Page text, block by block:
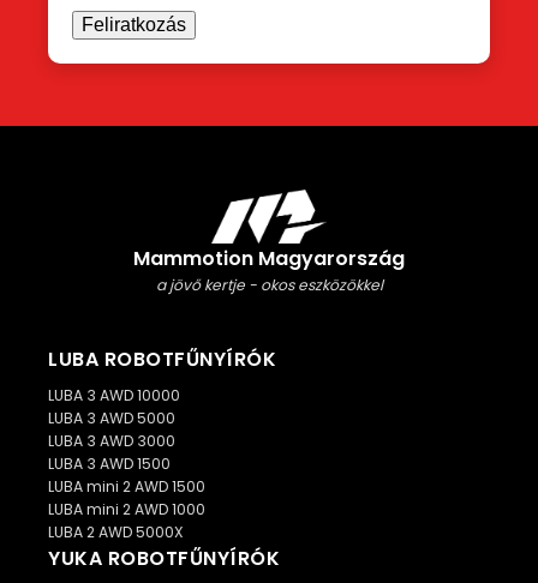
Mammotion Magyarország
a jövő kertje - okos eszközökkel
LUBA ROBOTFŰNYÍRÓK
LUBA 3 AWD 10000
LUBA 3 AWD 5000
LUBA 3 AWD 3000
LUBA 3 AWD 1500
LUBA mini 2 AWD 1500
LUBA mini 2 AWD 1000
LUBA 2 AWD 5000X
YUKA ROBOTFŰNYÍRÓK